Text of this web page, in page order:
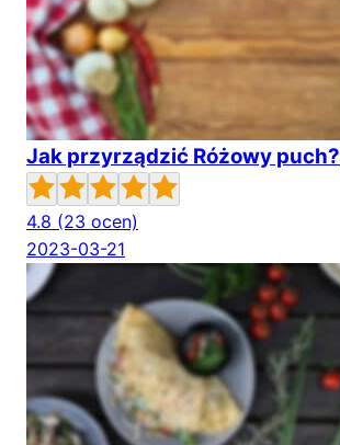
Jak przyrządzić Różowy puch?
4.8 (23 ocen)
2023-03-21